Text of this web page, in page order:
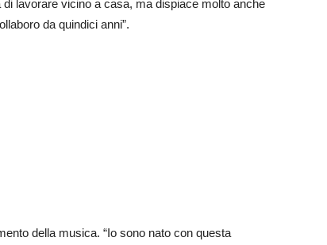
lavorare vicino a casa, ma dispiace molto anche
da quindici anni”.
della musica. “Io sono nato con questa